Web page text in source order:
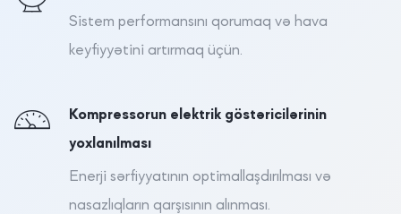
Sistem performansını qorumaq və hava
keyfiyyətini artırmaq üçün.
Kompressorun elektrik göstəricilərinin
yoxlanılması
Enerji sərfiyyatının optimallaşdırılması və
nasazlıqların qarşısının alınması.